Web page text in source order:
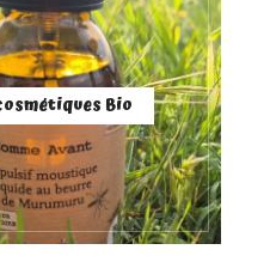
Bio